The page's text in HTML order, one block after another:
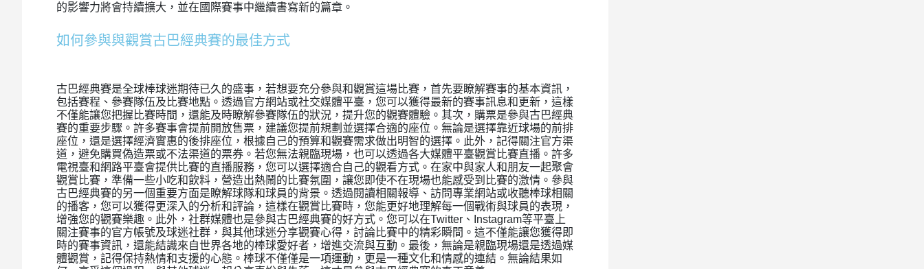
的影響力將會持續擴大，並在國際賽事中繼續書寫新的篇章。
如何參與與觀賞古巴經典賽的最佳方式
古巴經典賽是全球棒球迷期待已久的盛事，若想要充分參與和觀賞這場比賽，首先要瞭解賽事的基本資訊，
包括賽程、參賽隊伍及比賽地點。透過官方網站或社交媒體平臺，您可以獲得最新的賽事訊息和更新，這樣
不僅能讓您把握比賽時間，還能及時瞭解參賽隊伍的狀況，提升您的觀賽體驗。其次，購票是參與古巴經典
賽的重要步驟。許多賽事會提前開放售票，建議您提前規劃並選擇合適的座位。無論是選擇靠近球場的前排
座位，還是選擇經濟實惠的後排座位，根據自己的預算和觀賽需求做出明智的選擇。此外，記得關注官方渠
道，避免購買偽造票或不法渠道的票券。若您無法親臨現場，也可以透過各大媒體平臺觀賞比賽直播。許多
電視臺和網路平臺會提供比賽的直播服務，您可以選擇適合自己的觀看方式。在家中與家人和朋友一起聚會
觀賞比賽，準備一些小吃和飲料，營造出熱鬧的比賽氛圍，讓您即使不在現場也能感受到比賽的激情。參與
古巴經典賽的另一個重要方面是瞭解球隊和球員的背景。透過閱讀相關報導、訪問專業網站或收聽棒球相關
的播客，您可以獲得更深入的分析和評論，這樣在觀賞比賽時，您能更好地理解每一個戰術與球員的表現，
增強您的觀賽樂趣。此外，社群媒體也是參與古巴經典賽的好方式。您可以在Twitter、Instagram等平臺上
關注賽事的官方帳號及球迷社群，與其他球迷分享觀賽心得，討論比賽中的精彩瞬間。這不僅能讓您獲得即
時的賽事資訊，還能結識來自世界各地的棒球愛好者，增進交流與互動。最後，無論是親臨現場還是透過媒
體觀賞，記得保持熱情和支援的心態。棒球不僅僅是一項運動，更是一種文化和情感的連結。無論結果如